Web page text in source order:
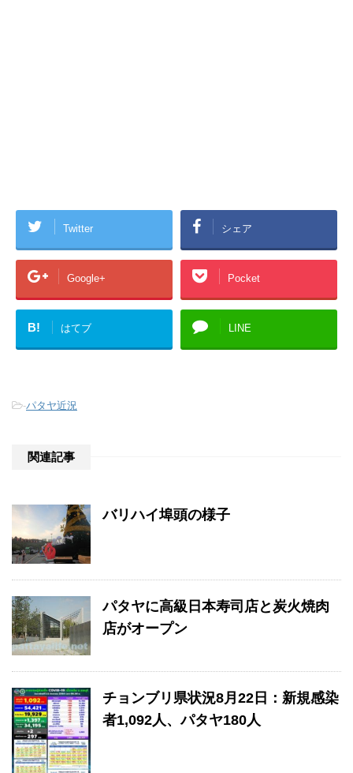
Twitter シェア
Google+ Pocket
B! はてブ LINE
-パタヤ近況
関連記事
バリハイ埠頭の様子
パタヤに高級日本寿司店と炭火焼肉
店がオープン
チョンブリ県状況8月22日：新規感染
者1,092人、パタヤ180人